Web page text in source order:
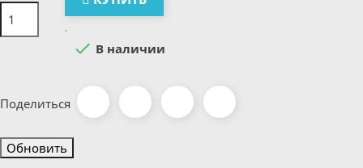
 В наличии
Поделиться